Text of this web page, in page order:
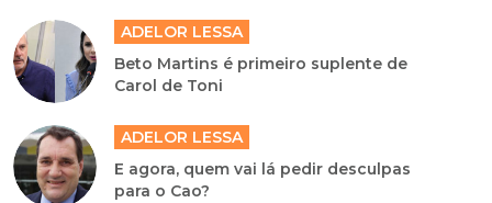
ADELOR LESSA
Beto Martins é primeiro suplente de
Carol de Toni
ADELOR LESSA
E agora, quem vai lá pedir desculpas
para o Cao?